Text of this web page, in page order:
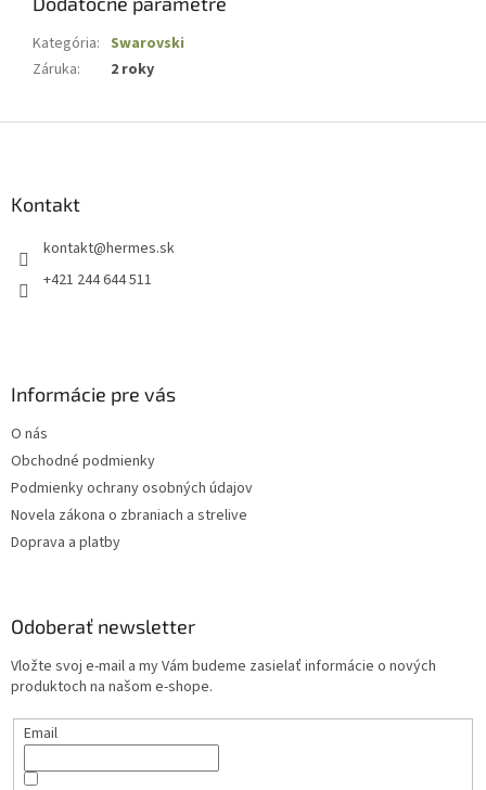
Kategória: Swarovski
Záruka: 2 roky
Kontakt
kontakt@hermes.sk
+421 244 644 511
Informácie pre vás
O nás
Obchodné podmienky
Podmienky ochrany osobných údajov
Novela zákona o zbraniach a strelive
Doprava a platby
Odoberať newsletter
Vložte svoj e-mail a my Vám budeme zasielať informácie o nových
produktoch na našom e-shope.
Email